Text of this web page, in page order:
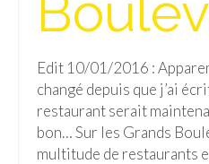
Lac Titicaca
ASIE
Chine
Beijing
Edit 10/01/2016 :
changé depuis que j’ai
restaurant serait
bon… Sur les Grands
multitude de restaurants